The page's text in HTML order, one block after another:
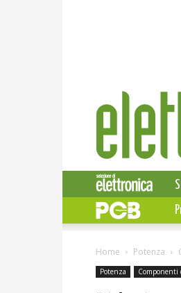
Elettronica
News
Home Potenza
Potenza Componenti